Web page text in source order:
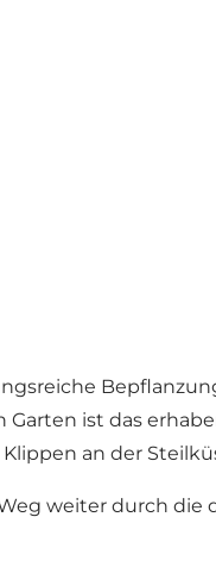
ist das
an der
weiter durch die